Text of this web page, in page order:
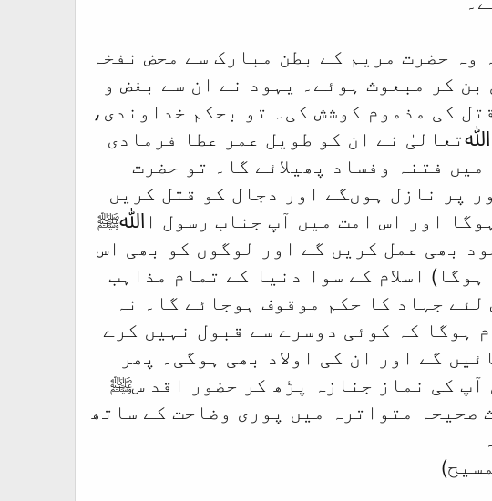
وہ حضرت مریم کے بطن مبارک سے محض نفخہ
کر مبعوث ہوئے۔ یہود نے ان سے بغض و
کی مذموم کوشش کی۔ تو بحکم خداوندی،
نے ان کو طویل عمر عطا فرمادی
فتنہ وفساد پھیلائے گا۔ تو حضرت
پر نازل ہوںگے اور دجال کو قتل کریں
اور اس امت میں آپ جناب رسول اﷲﷺ
بھی عمل کریں گے اور لوگوں کو بھی اس
اسلام کے سوا دنیا کے تمام مذاہب
جہاد کا حکم موقوف ہوجائے گا۔ نہ
ہوگا کہ کوئی دوسرے سے قبول نہیں کرے
گے اور ان کی اولاد بھی ہوگی۔ پھر
آپ کی نماز جنازہ پڑھ کر حضور اقد سﷺ
متواترہ میں پوری وضاحت کے ساتھ